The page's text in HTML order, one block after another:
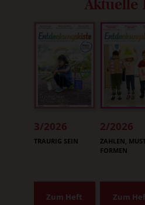
Aktuelle
3/2026
:
TRAURIG SEIN
Zum Heft
2/2026
:
ZAHLEN,
FORMEN
Zum